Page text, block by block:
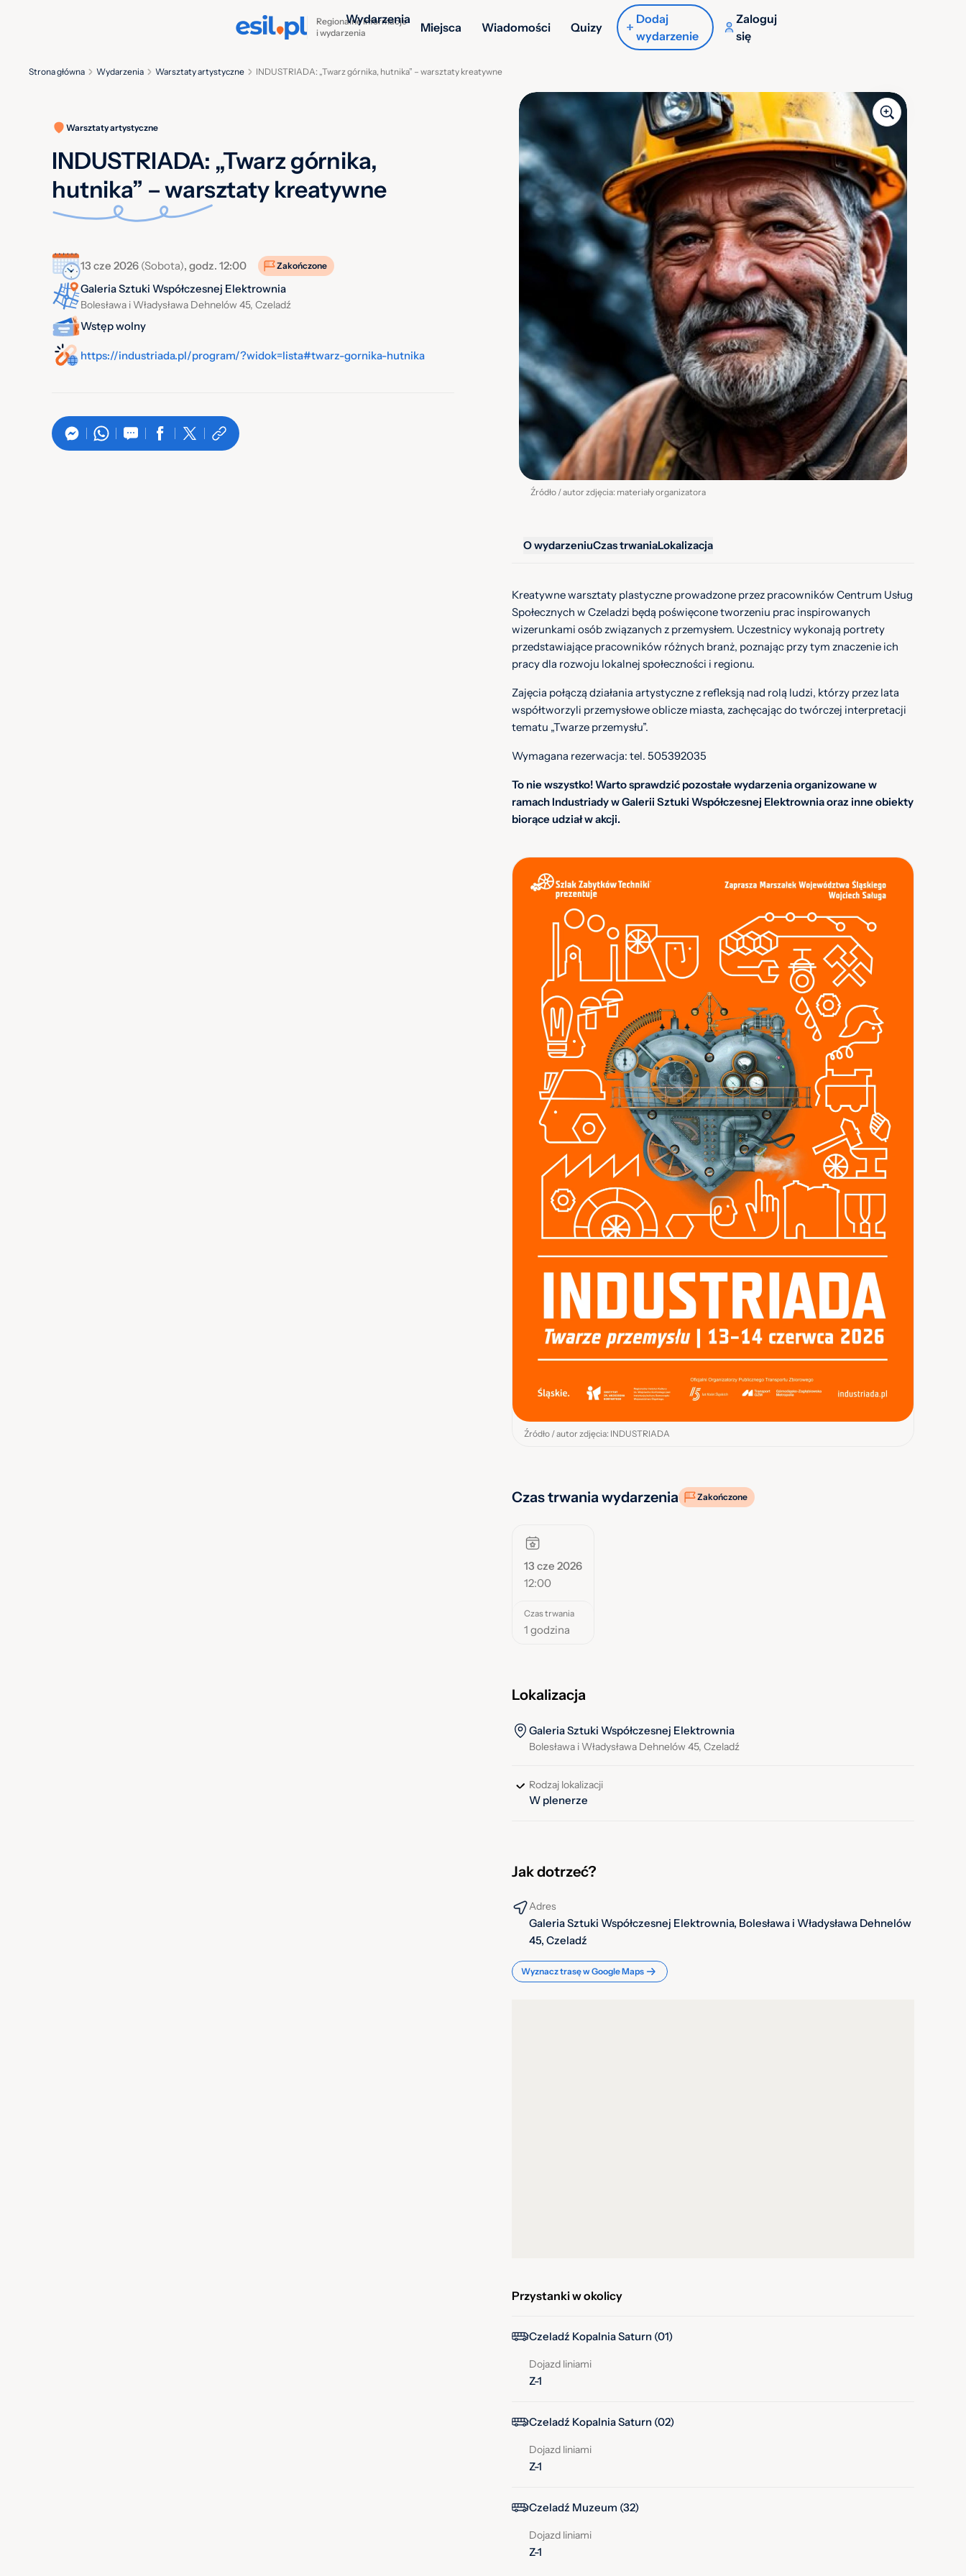
Regionalne informacje
i wydarzenia
Wydarzenia
Miejsca Wiadomości Quizy
Dodaj
wydarzenie
Zaloguj
się
INDUSTRIADA: „Twarz górnika, hutnika” – warsztaty kreatywne
Warsztaty artystyczne
Wydarzenia
Strona główna
Warsztaty artystyczne
INDUSTRIADA: „Twarz górnika,
hutnika” – warsztaty kreatywne
13 cze 2026 (Sobota), godz. 12:00 Zakończone
Galeria Sztuki Współczesnej Elektrownia
Bolesława i Władysława Dehnelów 45, Czeladź
Wstęp wolny
https://industriada.pl/program/?widok=lista#twarz-gornika-hutnika
Źródło / autor zdjęcia: materiały organizatora
O wydarzeniuCzas trwaniaLokalizacja
Kreatywne warsztaty plastyczne prowadzone przez pracowników Centrum Usług
Społecznych w Czeladzi będą poświęcone tworzeniu prac inspirowanych
wizerunkami osób związanych z przemysłem. Uczestnicy wykonają portrety
przedstawiające pracowników różnych branż, poznając przy tym znaczenie ich
pracy dla rozwoju lokalnej społeczności i regionu.
Zajęcia połączą działania artystyczne z refleksją nad rolą ludzi, którzy przez lata
współtworzyli przemysłowe oblicze miasta, zachęcając do twórczej interpretacji
tematu „Twarze przemysłu”.
Wymagana rezerwacja: tel. 505392035
To nie wszystko! Warto sprawdzić pozostałe wydarzenia organizowane w
ramach Industriady w Galerii Sztuki Współczesnej Elektrownia oraz inne obiekty
biorące udział w akcji.
Źródło / autor zdjęcia: INDUSTRIADA
Czas trwania wydarzenia Zakończone
13 cze 2026
12:00
Czas trwania
1 godzina
Lokalizacja
Galeria Sztuki Współczesnej Elektrownia
Bolesława i Władysława Dehnelów 45, Czeladź
Rodzaj lokalizacji
W plenerze
Jak dotrzeć?
Adres
Galeria Sztuki Współczesnej Elektrownia, Bolesława i Władysława Dehnelów
45, Czeladź
Wyznacz trasę w Google Maps
Przystanki w okolicy
Czeladź Kopalnia Saturn (01)
Dojazd liniami
Z-1
Czeladź Kopalnia Saturn (02)
Dojazd liniami
Z-1
Czeladź Muzeum (32)
Dojazd liniami
Z-1